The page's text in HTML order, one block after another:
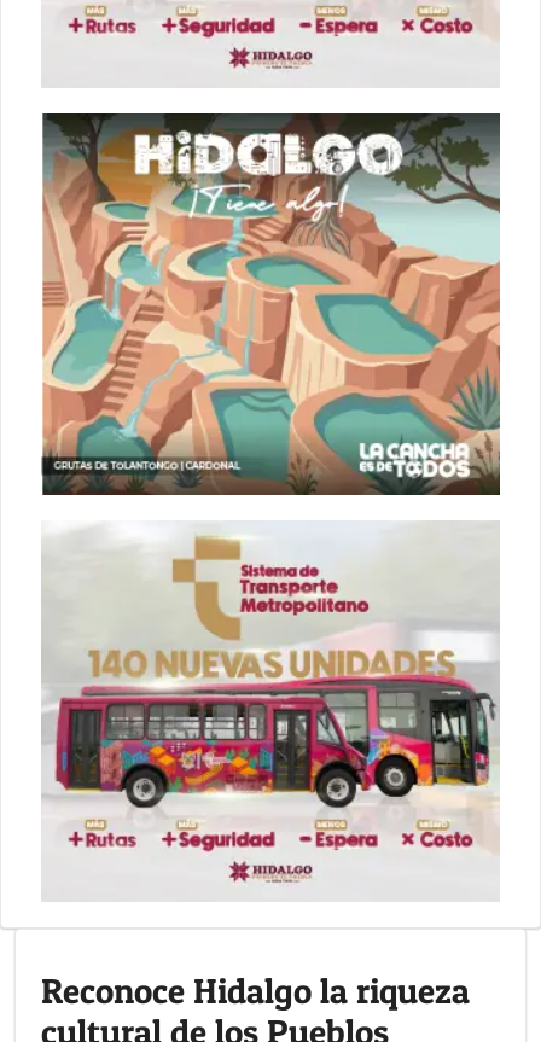
Reconoce Hidalgo la riqueza
cultural de los Pueblos